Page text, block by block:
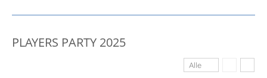
PLAYERS PARTY 2025
Alle